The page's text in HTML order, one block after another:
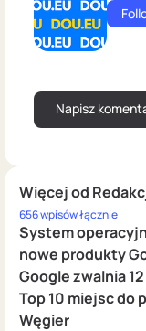
Więcej od
656 wpisów łącznie
System
nowe produkty
Google zwalnia
Top 10 miejsc do
Węgier